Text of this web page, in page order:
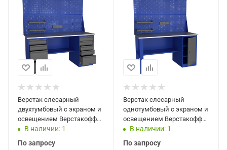
Верстак слесарный
двухтумбовый с экраном и
освещением Верстакофф
PROFFI 218 Д4 Д5 Э2
В наличии: 1
По запросу
Верстак слесарный
однотумбовый с экраном и
освещением Верстакофф
PROFFI-116 Т Э2
В наличии: 1
По запросу